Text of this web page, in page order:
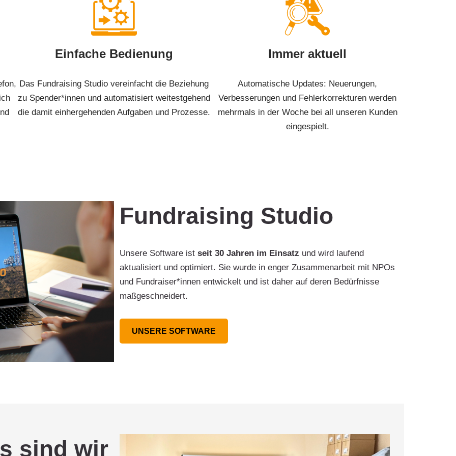
Einfache Bedienung
Das Fundraising Studio vereinfacht die Beziehung
zu Spender*innen und automatisiert weitestgehend
die damit einhergehenden Aufgaben und Prozesse.
Immer aktuell
Automatische Updates: Neuerungen,
Verbesserungen und Fehlerkorrekturen werden
mehrmals in der Woche bei all unseren Kunden
eingespielt.
Fundraising Studio
Unsere Software ist seit 30 Jahren im Einsatz und wird laufend
aktualisiert und optimiert. Sie wurde in enger Zusammenarbeit mit NPOs
und Fundraiser*innen entwickelt und ist daher auf deren Bedürfnisse
maßgeschneidert.
UNSERE SOFTWARE
sind wir